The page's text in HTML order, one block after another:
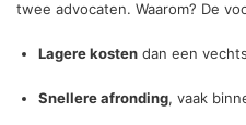
twee advocaten. Waarom? De
Lagere kosten dan een
Snellere afronding, vaak